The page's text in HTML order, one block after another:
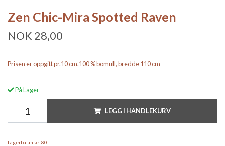
Zen Chic-Mira Spotted Raven
NOK 28,00
Prisen er oppgitt pr.10 cm.100 % bomull, bredde 110 cm
På Lager
LEGG I HANDLEKURV
Lagerbalanse: 80